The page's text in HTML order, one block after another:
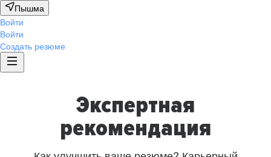
Пышма
Войти
Войти
Создать резюме
Экспертная
рекомендация